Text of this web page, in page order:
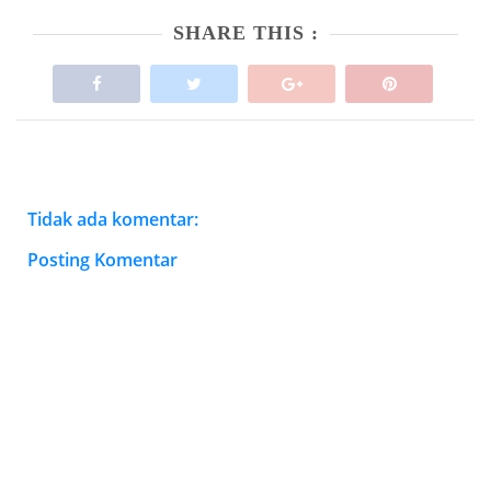
SHARE THIS :
Tidak ada komentar:
Posting Komentar